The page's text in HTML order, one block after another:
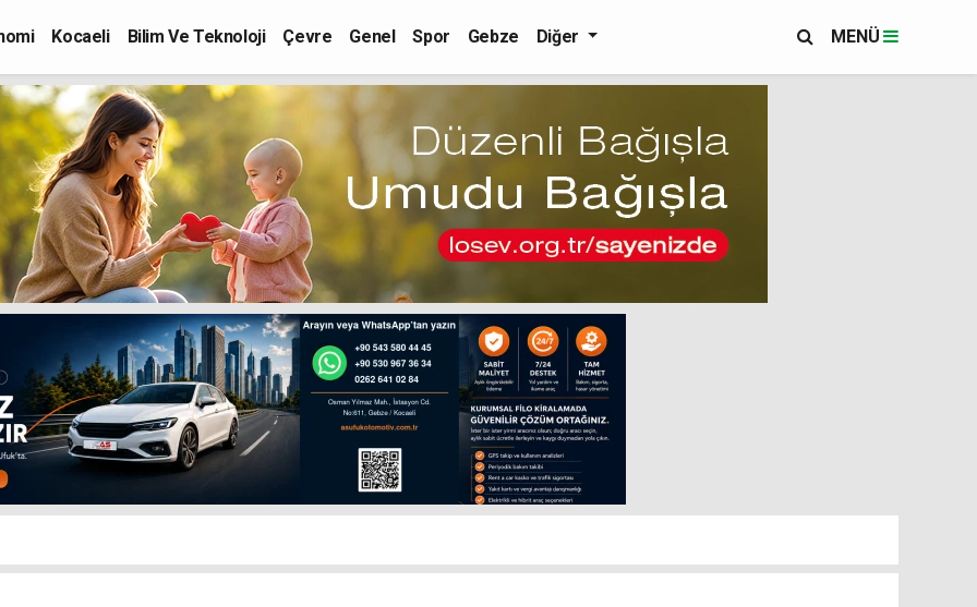
Kocaeli Bilim Ve Teknoloji Çevre Genel Spor Gebze Diğer MENÜ